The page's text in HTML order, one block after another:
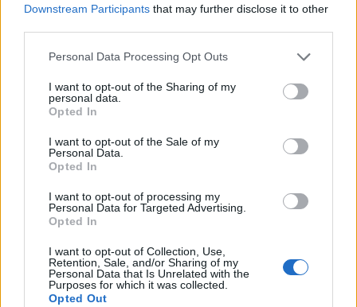
Downstream Participants that may further disclose it to other
Please note that this website/app uses one or more Google
not limited to your visit or usage behaviour. You may click to
grant or deny consent to Google and its third-party tags to
use your data for below specified purposes in below Google
consent section.
Personal Data Processing Opt Outs
I want to opt-out of the Sharing of my
personal data.
Opted In
I want to opt-out of the Sale of my
Personal Data.
Opted In
I want to opt-out of processing my
Personal Data for Targeted Advertising.
Opted In
I want to opt-out of Collection, Use,
Retention, Sale, and/or Sharing of my
Personal Data that Is Unrelated with the
Purposes for which it was collected.
Opted Out
Folyamatosan lehet csatlakozni a vasárnapig tartó TeSzedd! -
Önkéntesen a tiszta Magyarországért elnevezésű országos
szemétszedési akcióhoz - hívta fel a figyelmet Makai Martina, a
zöldgazdaság fejlesztéséért, klímapolitikáért és kiemelt
csatornán kedden.
HÍRLEVÉL